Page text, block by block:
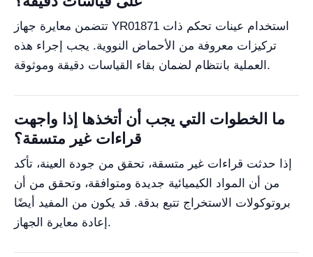
تتضمن معايرة جهاز YR01871 استخدام عينات تحكم ذات
تركيزات معروفة من الأحماض النووية. يجب إجراء هذه
العملية بانتظام لضمان بقاء القياسات دقيقة وموثوقة.
ما الخطوات التي يجب أن أتخذها إذا واجهت
قراءات غير متسقة؟
إذا حدثت قراءات غير متسقة، تحقق من جودة العينة، تأكد
من أن المواد الكيميائية جديدة ومتوافقة، وتحقق من أن
بروتوكولات الاستخراج تتبع بدقة. قد يكون من المفيد أيضًا
إعادة معايرة الجهاز.